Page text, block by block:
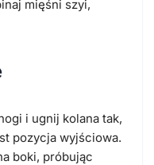
mięśni szyi,
i ugnij kolana tak,
pozycja wyjściowa.
boki, próbując